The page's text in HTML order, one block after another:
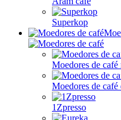
Superkop
Moedores de café
Moedores de café
1Zpresso